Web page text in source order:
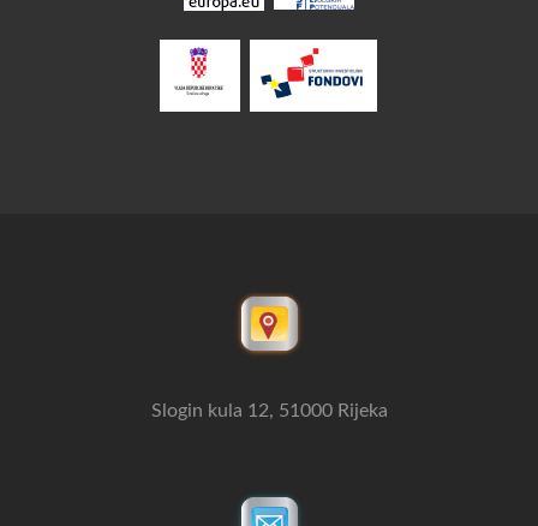
Slogin kula 12, 51000 Rijeka